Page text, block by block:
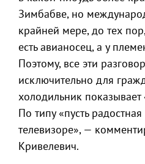
Зимбабве, но
крайней мере, до тех
есть авианосец, а у
Поэтому, все эти
исключительно для
холодильник показывает
По типу «пусть
телевизоре», —
Кривелевич.